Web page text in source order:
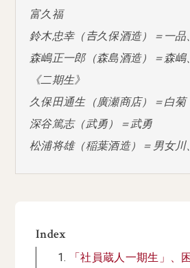
富久福
鈴木忠幸（𠮷久保酒造）＝一品
森嶋正一郎（森島酒造）＝森嶋
《二期生》
久保田通生（廣瀬商店）＝白菊
深谷篤志（武勇）＝武勇
松浦将雄（稲葉酒造）＝男女川
Index
「社員蔵人一期生」、